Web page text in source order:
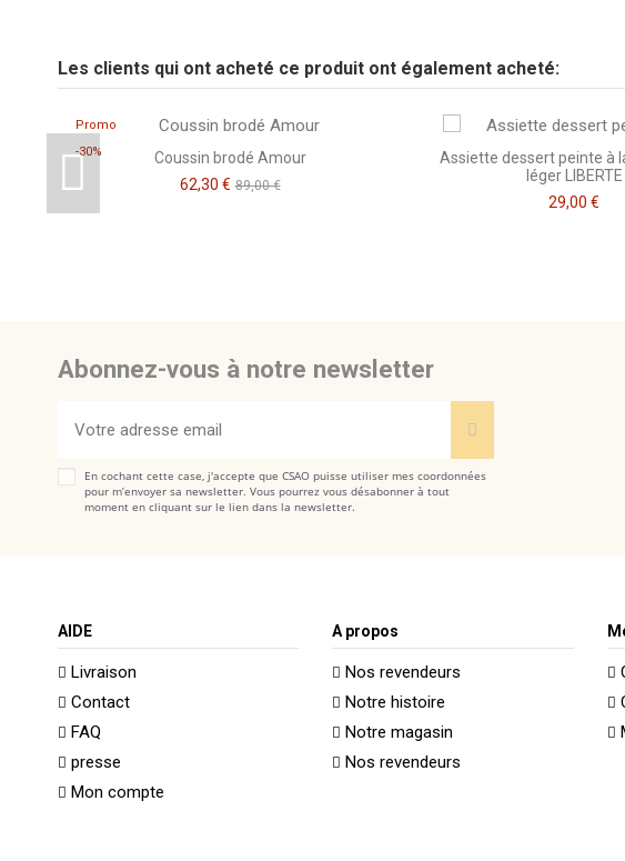
Tissu
Marque CSAO
Soyez le premier à poser une question sur ce produit !
Les clients qui ont acheté ce produit ont également acheté:
Promo
-30%
Coussin brodé Amour
62,30 € 89,00 €
Assiette dessert peinte à
léger LIBERTE
29,00 €
Abonnez-vous à notre newsletter
En cochant cette case, j'accepte que CSAO puisse utiliser mes coordonnées
pour m’envoyer sa newsletter. Vous pourrez vous désabonner à tout
moment en cliquant sur le lien dans la newsletter.
AIDE
Livraison
Contact
FAQ
presse
Mon compte
A propos
Nos revendeurs
Notre histoire
Notre magasin
Nos revendeurs